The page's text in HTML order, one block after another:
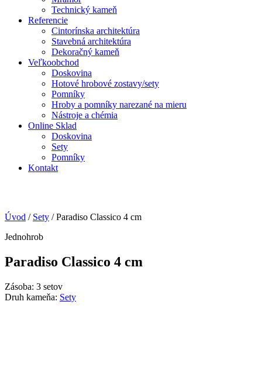
Technický kameň
Referencie
Cintorínska architektúra
Stavebná architektúra
Dekoračný kameň
Veľkoobchod
Doskovina
Hotové hrobové zostavy/sety
Pomníky
Hroby a pomníky narezané na mieru
Nástroje a chémia
Online Sklad
Doskovina
Sety
Pomníky
Kontakt
Úvod / Sety /Paradiso Classico 4 cm
Jednohrob
Paradiso Classico 4 cm
Zásoba: 3 setov
Druh kameňa: Sety